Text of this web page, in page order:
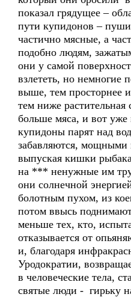
показал грядущее –
пути купидонов –
частично мясные, а
подобно людям,
они у самой
взлететь, но немногие
выше, тем просторнее
тем ниже
больше мяса, и вот
купидоны парят над
забавляются, мощными
выпуская кишки
на *** ненужные им
они солнечной
болотным пухом, из
потом ввысь
меньше тех, кто,
отказывается от
и, благодаря
Уродократии,
в человеческие тела,
святые люди - гирьку